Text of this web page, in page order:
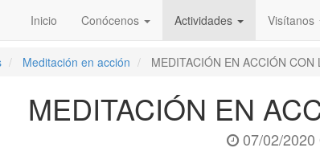
Inicio Conócenos Actividades Visítanos
Meditación en acción MEDITACIÓN EN ACCIÓN CON
MEDITACIÓN EN
07/02/2020